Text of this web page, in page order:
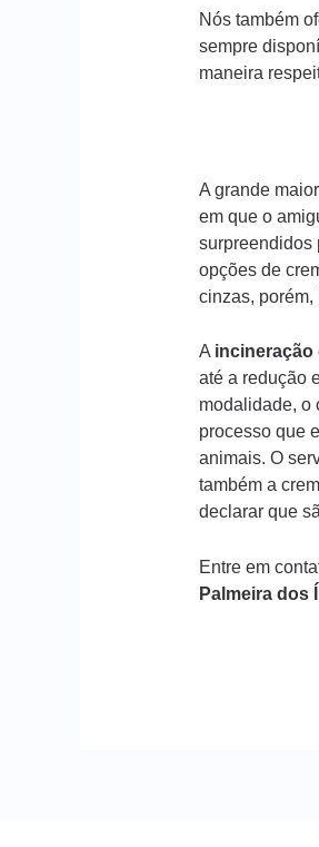
Nós também
sempre
maneira
A grande
em que o
surpreendidos
opções de
cinzas, porém,
A incineração
até a redução
modalidade, o
processo que
animais. O
também a
declarar que
Entre em
Palmeira dos